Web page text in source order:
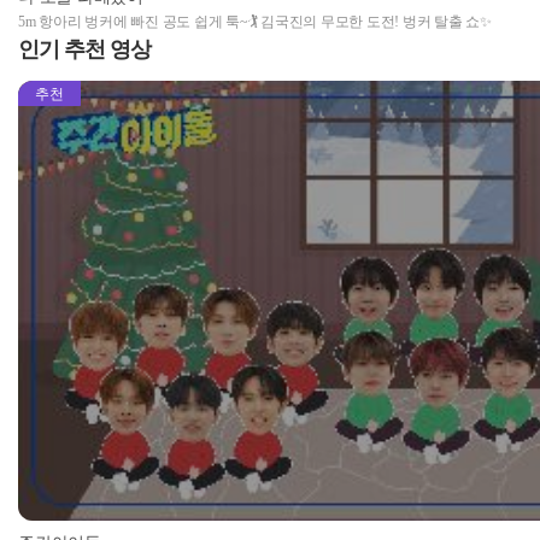
5m 항아리 벙커에 빠진 공도 쉽게 툭~🏌️‍ 김국진의 무모한 도전! 벙커 탈출 쇼✨
인기 추천 영상
추천